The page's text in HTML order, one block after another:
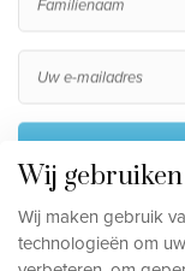
Wij
Wij maken gebruik
technologieën om
Door me in te
van mijn
privacy